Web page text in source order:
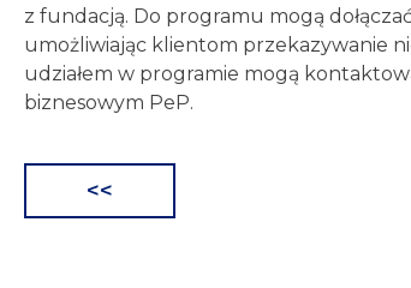
z fundacją. Do programu mogą
umożliwiając klientom przekazywanie
udziałem w programie mogą
biznesowym PeP.
Nawigacja
<<